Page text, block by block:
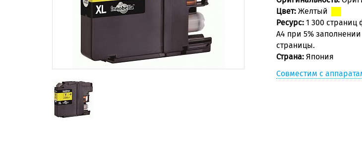
Цвет: Желтый
Ресурс: 1 300 страниц
А4 при 5% заполнении
страницы.
Страна: Япония
Совместим с